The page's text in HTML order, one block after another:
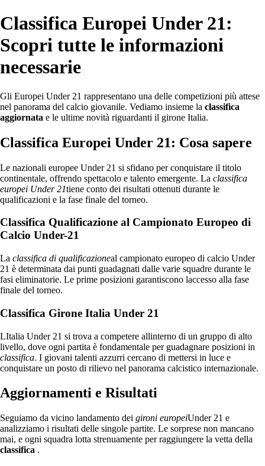
Classifica Europei Under 21:
Scopri tutte le informazioni
necessarie
Gli Europei Under 21 rappresentano una delle competizioni più attese
nel panorama del calcio giovanile. Vediamo insieme la classifica
aggiornata e le ultime novità riguardanti il girone Italia.
Classifica Europei Under 21: Cosa sapere
Le nazionali europee Under 21 si sfidano per conquistare il titolo
continentale, offrendo spettacolo e talento emergente. La classifica
europei Under 21tiene conto dei risultati ottenuti durante le
qualificazioni e la fase finale del torneo.
Classifica Qualificazione al Campionato Europeo di
Calcio Under-21
La classifica di qualificazioneal campionato europeo di calcio Under
21 è determinata dai punti guadagnati dalle varie squadre durante le
fasi eliminatorie. Le prime posizioni garantiscono laccesso alla fase
finale del torneo.
Classifica Girone Italia Under 21
LItalia Under 21 si trova a competere allinterno di un gruppo di alto
livello, dove ogni partita è fondamentale per guadagnare posizioni in
classifica. I giovani talenti azzurri cercano di mettersi in luce e
conquistare un posto di rilievo nel panorama calcistico internazionale.
Aggiornamenti e Risultati
Seguiamo da vicino landamento dei gironi europeiUnder 21 e
analizziamo i risultati delle singole partite. Le sorprese non mancano
mai, e ogni squadra lotta strenuamente per raggiungere la vetta della
classifica .